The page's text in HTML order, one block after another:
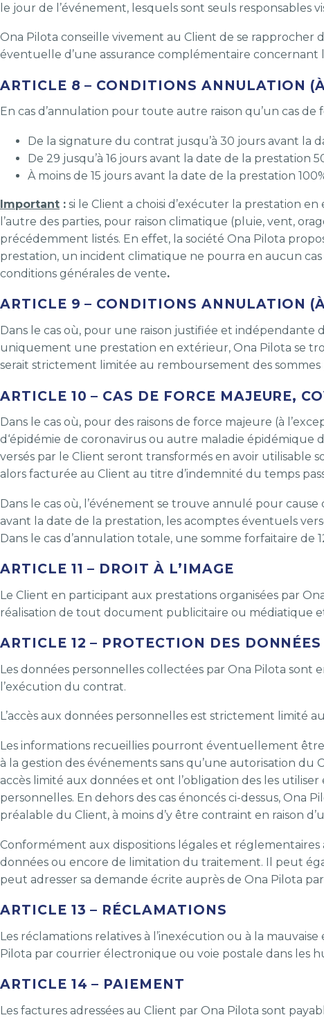
le jour de l’événement, lesquels sont seuls responsables
Ona Pilota conseille vivement au Client de se rapprocher
éventuelle d’une assurance complémentaire concernant
ARTICLE 8 – CONDITIONS ANNULATION
En cas d’annulation pour toute autre raison qu’un cas
De la signature du contrat jusqu’à 30 jours avant la
De 29 jusqu’à 16 jours avant la date de la
À moins de 15 jours avant la date de la prestation
Important : si le Client a choisi d’exécuter la prestation
l’autre des parties, pour raison climatique (pluie, vent,
précédemment listés. En effet, la société Ona Pilota
prestation, un incident climatique ne pourra en aucun
conditions générales de vente.
ARTICLE 9 – CONDITIONS ANNULATION
Dans le cas où, pour une raison justifiée et indépendante
uniquement une prestation en extérieur, Ona Pilota se
serait strictement limitée au remboursement des
ARTICLE 10 – CAS DE FORCE MAJEURE,
Dans le cas où, pour des raisons de force majeure (à
d‘épidémie de coronavirus ou autre maladie épidémique
versés par le Client seront transformés en avoir utilisable
alors facturée au Client au titre d’indemnité du temps
Dans le cas où, l’événement se trouve annulé pour
avant la date de la prestation, les acomptes éventuels
Dans le cas d’annulation totale, une somme forfaitaire
ARTICLE 11 – DROIT À L’IMAGE
Le Client en participant aux prestations organisées par
réalisation de tout document publicitaire ou médiatique
ARTICLE 12 – PROTECTION DES
Les données personnelles collectées par Ona Pilota sont
l’exécution du contrat.
L’accès aux données personnelles est strictement limité
Les informations recueillies pourront éventuellement être
à la gestion des événements sans qu’une autorisation du
accès limité aux données et ont l’obligation des les
personnelles. En dehors des cas énoncés ci-dessus, Ona
préalable du Client, à moins d’y être contraint en raison
Conformément aux dispositions légales et
données ou encore de limitation du traitement. Il peut
peut adresser sa demande écrite auprès de Ona Pilota
ARTICLE 13 – RÉCLAMATIONS
Les réclamations relatives à l’inexécution ou à la
Pilota par courrier électronique ou voie postale dans les
ARTICLE 14 – PAIEMENT
Les factures adressées au Client par Ona Pilota sont